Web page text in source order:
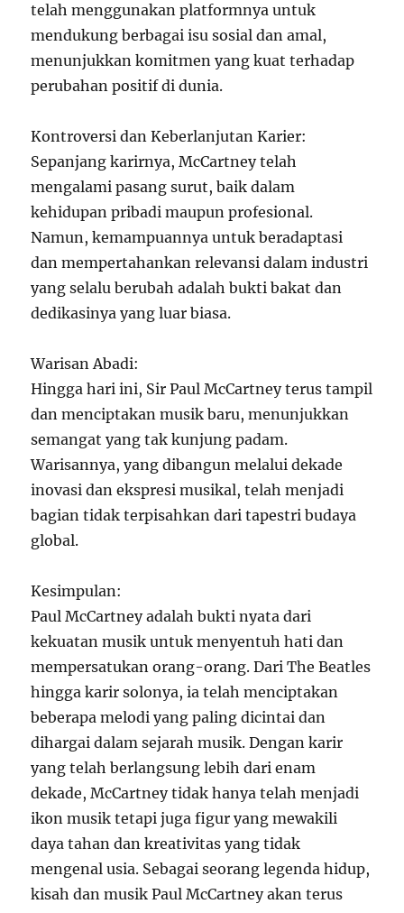
telah menggunakan platformnya untuk
mendukung berbagai isu sosial dan amal,
menunjukkan komitmen yang kuat terhadap
perubahan positif di dunia.
Kontroversi dan Keberlanjutan Karier:
Sepanjang karirnya, McCartney telah
mengalami pasang surut, baik dalam
kehidupan pribadi maupun profesional.
Namun, kemampuannya untuk beradaptasi
dan mempertahankan relevansi dalam industri
yang selalu berubah adalah bukti bakat dan
dedikasinya yang luar biasa.
Warisan Abadi:
Hingga hari ini, Sir Paul McCartney terus tampil
dan menciptakan musik baru, menunjukkan
semangat yang tak kunjung padam.
Warisannya, yang dibangun melalui dekade
inovasi dan ekspresi musikal, telah menjadi
bagian tidak terpisahkan dari tapestri budaya
global.
Kesimpulan:
Paul McCartney adalah bukti nyata dari
kekuatan musik untuk menyentuh hati dan
mempersatukan orang-orang. Dari The Beatles
hingga karir solonya, ia telah menciptakan
beberapa melodi yang paling dicintai dan
dihargai dalam sejarah musik. Dengan karir
yang telah berlangsung lebih dari enam
dekade, McCartney tidak hanya telah menjadi
ikon musik tetapi juga figur yang mewakili
daya tahan dan kreativitas yang tidak
mengenal usia. Sebagai seorang legenda hidup,
kisah dan musik Paul McCartney akan terus